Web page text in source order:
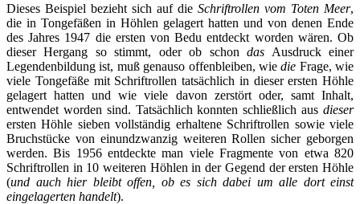
Dieses Beispiel bezieht sich auf die Schriftrollen vom Toten Meer,
die in Tongefäßen in Höhlen gelagert hatten und von denen Ende
des Jahres 1947 die ersten von Bedu entdeckt worden wären. Ob
dieser Hergang so stimmt, oder ob schondas Ausdruck einer
Legendenbildung ist, muß genauso offenbleiben, wiedie Frage, wie
viele Tongefäße mit Schriftrollen tatsächlich in dieser ersten Höhle
gelagert hatten und wie viele davon zerstört oder, samt Inhalt,
entwendet worden sind. Tatsächlich konnten schließlich aus dieser
ersten Höhle sieben vollständig erhaltene Schriftrollen sowie viele
Bruchstücke von einundzwanzig weiteren Rollen sicher geborgen
werden. Bis 1956 entdeckte man viele Fragmente von etwa 820
Schriftrollen in 10 weiteren Höhlen in der Gegend der ersten Höhle
(und auch hier bleibt offen, ob es sich dabei um alle dort einst
eingelagerten handelt).